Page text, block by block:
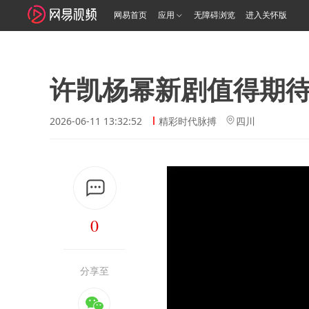
网易首页 应用 无障碍浏览 进入关怀版
许凯杨幂新剧值得期
2026-06-11 13:32:52 精彩时代脉搏 四川
0
分享至